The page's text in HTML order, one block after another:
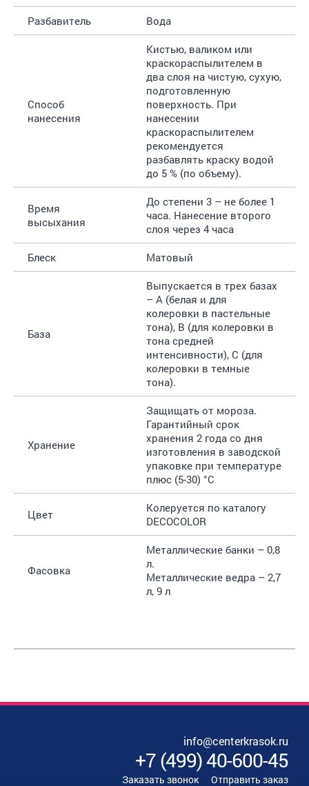
Разбавитель Вода
Способ
нанесения
Кистью, валиком или
краскораспылителем в
два слоя на чистую, сухую,
подготовленную
поверхность. При
нанесении
краскораспылителем
рекомендуется
разбавлять краску водой
до 5 % (по объему).
Время
высыхания
До степени 3 – не более 1
часа. Нанесение второго
слоя через 4 часа
Блеск Матовый
База
Выпускается в трех базах
– A (белая и для
колеровки в пастельные
тона), B (для колеровки в
тона средней
интенсивности), C (для
колеровки в темные
тона).
Хранение
Защищать от мороза.
Гарантийный срок
хранения 2 года со дня
изготовления в заводской
упаковке при температуре
плюс (5-30) °С
Цвет
Колеруется по каталогу
DECOCOLOR
Фасовка
Металлические банки – 0,8
л.
Металлические ведра – 2,7
л, 9 л
info@centerkrasok.ru
+7(499)40-600-45
Заказать звонок Отправить заказ